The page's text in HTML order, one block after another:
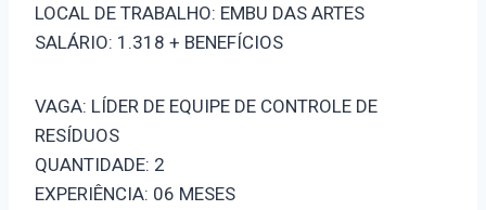
LOCAL DE TRABALHO: EMBU DAS ARTES
SALÁRIO: 1.318 + BENEFÍCIOS
VAGA: LÍDER DE EQUIPE DE CONTROLE DE
RESÍDUOS
QUANTIDADE: 2
EXPERIÊNCIA: 06 MESES